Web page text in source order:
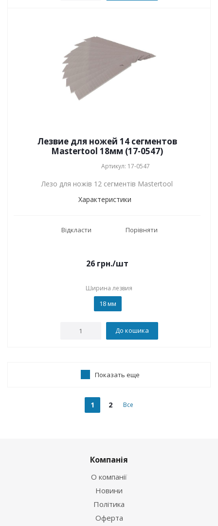
Лезвие для ножей 14 сегментов
Mastertool 18мм (17-0547)
Артикул: 17-0547
Лезо для ножів 12 сегментів Mastertool
Характеристики
Відкласти Порівняти
26 грн./шт
Ширина лезвия
18 мм
До кошика
Показать еще
1 2 Все
Компанія
О компанії
Новини
Політика
Оферта